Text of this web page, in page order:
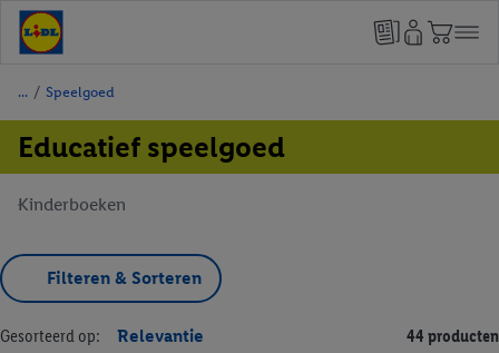
/ Speelgoed
Educatief speelgoed
Kinderboeken
Filteren & Sorteren
Gesorteerd op: Relevantie 44 producten